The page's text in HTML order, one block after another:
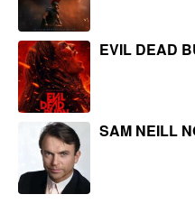
EVIL DEAD
SAM NEILL